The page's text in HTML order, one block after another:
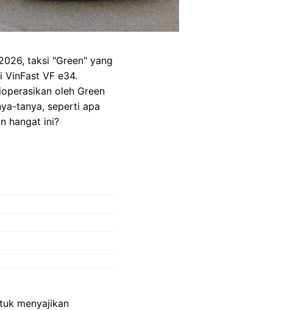
taksi "Green" yang
VF e34.
oleh Green
tanya, seperti apa
hangat ini?
menyajikan